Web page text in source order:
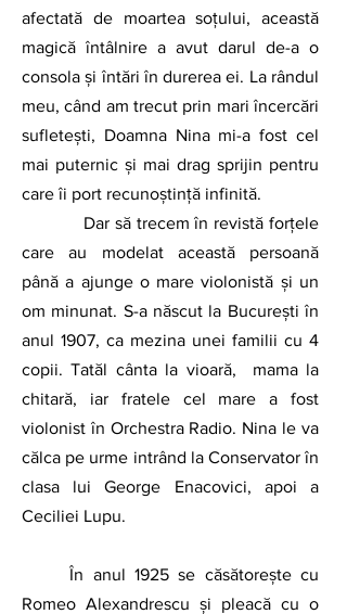
afectată de moartea soțului, această
magică întâlnire a avut darul de-a o
consola și întări în durerea ei. La rândul
meu, când am trecut prin mari încercări
sufletești, Doamna Nina mi-a fost cel
mai puternic și mai drag sprijin pentru
care îi port recunoștință infinită.
Dar să trecem în revistă forțele
care au modelat această persoană
până a ajunge o mare violonistă și un
om minunat. S-a născut la București în
anul 1907, ca mezina unei familii cu 4
copii. Tatăl cânta la vioară,  mama la
chitară, iar fratele cel mare a fost
violonist în Orchestra Radio. Nina le va
călca pe urme intrând la Conservator în
clasa lui George Enacovici, apoi a
Ceciliei Lupu.
	În anul 1925 se căsătorește cu
Romeo Alexandrescu și pleacă cu o